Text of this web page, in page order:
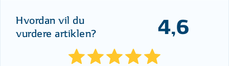
Hvordan vil du
vurdere artiklen?
4,6